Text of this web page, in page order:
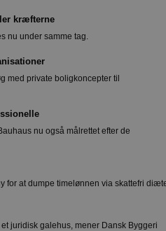
kræfterne
nu under samme tag.
med private boligkoncepter til
nu også målrettet efter de
for at dumpe timelønnen via skattefri
juridisk galehus, mener Dansk Byggeri